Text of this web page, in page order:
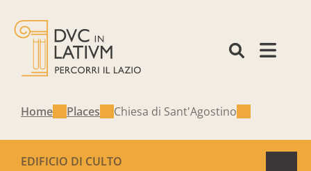
Home Places Chiesa di Sant'Agostino
EDIFICIO DI CULTO